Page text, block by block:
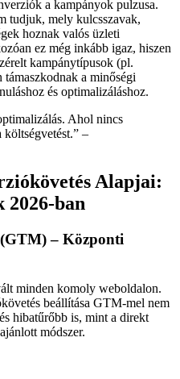
a kampányok pulzusa.
tudjuk, mely kulcsszavak,
hoznak valós üzleti
ez még inkább igaz, hiszen
kampánytípusok (pl.
a minőségi
és optimalizáláshoz.
Ahol nincs
–
Alapjai:
2026-ban
– Központi
minden komoly weboldalon.
beállítása GTM-mel nem
hibatűrőbb is, mint a direkt
módszer.